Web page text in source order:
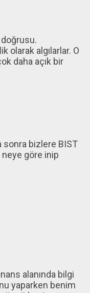
olarak algılarlar. O
daha açık bir
sonra bizlere BIST
neye göre inip
alanında bilgi
yaparken benim